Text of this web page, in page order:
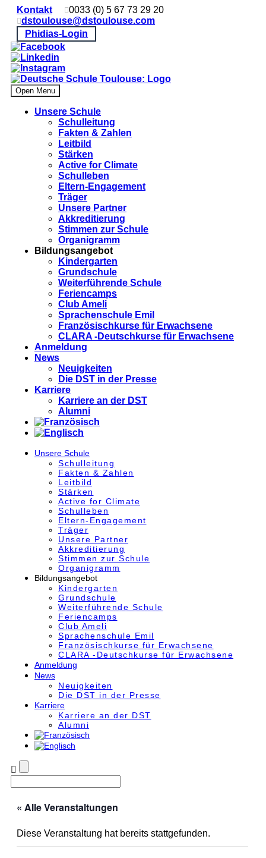
Kontakt
0033 (0) 5 67 73 29 20
dstoulouse@dstoulouse.com
Phidias-Login
Open Menu
Unsere Schule
Schulleitung
Fakten & Zahlen
Leitbild
Stärken
Active for Climate
Schulleben
Eltern-Engagement
Träger
Unsere Partner
Akkre­di­tier­ung
Stimmen zur Schule
Organigramm
Bildungsangebot
Kindergarten
Grundschule
Weiterführende Schule
Feriencamps
Club Ameli
Sprachenschule Emil
Französischkurse für Erwachsene
CLARA -Deutschkurse für Erwachsene
Anmeldung
News
Neuigkeiten
Die DST in der Presse
Karriere
Karriere an der DST
Alumni
Unsere Schule
Schulleitung
Fakten & Zahlen
Leitbild
Stärken
Active for Climate
Schulleben
Eltern-Engagement
Träger
Unsere Partner
Akkre­di­tier­ung
Stimmen zur Schule
Organigramm
Bildungsangebot
Kindergarten
Grundschule
Weiterführende Schule
Feriencamps
Club Ameli
Sprachenschule Emil
Französischkurse für Erwachsene
CLARA -Deutschkurse für Erwachsene
Anmeldung
News
Neuigkeiten
Die DST in der Presse
Karriere
Karriere an der DST
Alumni
« Alle Veranstaltungen
Diese Veranstaltung hat bereits stattgefunden.